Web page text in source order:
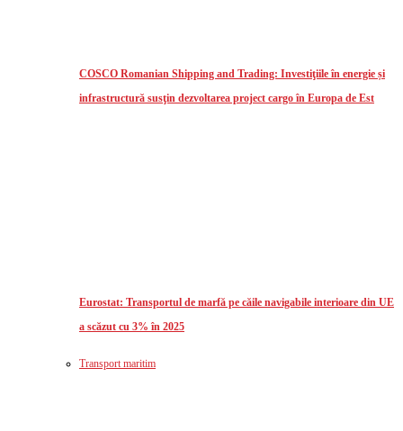
COSCO Romanian Shipping and Trading: Investiţiile în energie și
infrastructură susţin dezvoltarea project cargo în Europa de Est
Eurostat: Transportul de marfă pe căile navigabile interioare din UE
a scăzut cu 3% în 2025
Transport maritim